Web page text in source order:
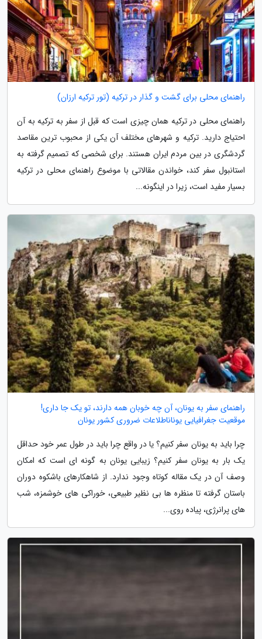
راهنمای محلی برای گشت و گذار در ترکیه (تور ترکیه ارزان)
راهنمای محلی در ترکیه همان چیزی است که قبل از سفر به ترکیه به آن
احتیاج دارید. ترکیه و شهرهای مختلف آن یکی از محبوب ترین مقاصد
گردشگری در بین مردم ایران هستند. برای شخصی که تصمیم گرفته به
استانبول سفر کند، خواندن مقالاتی با موضوع راهنمای محلی در ترکیه
بسیار مفید است، زیرا در اینگونه...
راهنمای سفر به یونان، آن چه خوبان همه دارند، تو یک جا داری!
موقعیت جغرافیایی یوناناطلاعات ضروری کشور یونان
چرا باید به یونان سفر کنیم؟ یا در واقع چرا باید در طول عمر خود حداقل
یک بار به یونان سفر کنیم؟ زیبایی یونان به گونه ای است که امکان
وصف آن در یک مقاله کوتاه وجود ندارد. از شاهکارهای باشکوه دوران
باستان گرفته تا منظره ها بی نظیر طبیعی، خوراکی های خوشمزه، شب
های پرانرژی، پیاده روی...